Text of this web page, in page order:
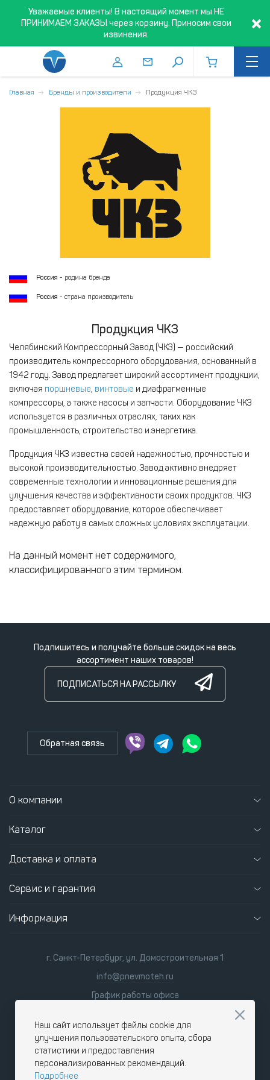
Уважаемые клиенты! В настоящий момент мы НЕ
ПРИНИМАЕМ ЗАКАЗЫ через корзину. Приносим свои
извинения.
Главная Бренды и производители Продукция ЧКЗ
Россия - родина бренда
Россия - страна производитель
Продукция ЧКЗ
Челябинский Компрессорный Завод (ЧКЗ) — российский
производитель компрессорного оборудования, основанный в
1942 году. Завод предлагает широкий ассортимент продукции,
включая поршневые, винтовые и диафрагменные
компрессоры, а также насосы и запчасти. Оборудование ЧКЗ
используется в различных отраслях, таких как
промышленность, строительство и энергетика.
Продукция ЧКЗ известна своей надежностью, прочностью и
высокой производительностью. Завод активно внедряет
современные технологии и инновационные решения для
улучшения качества и эффективности своих продуктов. ЧКЗ
предоставляет оборудование, которое обеспечивает
надежную работу в самых сложных условиях эксплуатации.
На данный момент нет содержимого,
классифицированного этим термином.
Подпишитесь и получайте больше скидок на весь
ассортимент наших товаров!
ПОДПИСАТЬСЯ НА РАССЫЛКУ
Обратная связь
О компании
Каталог
Доставка и оплата
Сервис и гарантия
Информация
г. Санкт-Петербург, ул. Домостроительная 1
info@pnevmoteh.ru
График работы офиса
сб-вс 9:00 - 18:00
Наш сайт использует файлы cookie для
улучшения пользовательского опыта, сбора
статистики и предоставления
персонализированных рекомендаций.
Подробнее